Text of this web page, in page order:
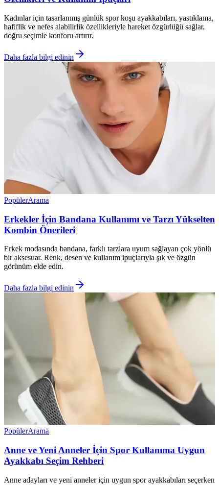
Kadınlar için tasarlanmış günlük spor koşu ayakkabıları, yastıklama,
hafiflik ve nefes alabilirlik özellikleriyle hareket özgürlüğü sağlar,
doğru seçimle konforu artırır.
Daha fazla bilgi edinin
PopülerArama
Erkekler İçin Bandana Kullanımı ve Tarzı Yükselten
Kombin Önerileri
Erkek modasında bandana, farklı tarzlara uyum sağlayan çok yönlü
bir aksesuar. Renk, desen ve kullanım ipuçlarıyla şık ve özgün
görünüm elde edin.
Daha fazla bilgi edinin
PopülerArama
Anne ve Yeni Anneler İçin Spor Kullanıma Uygun
Ayakkabı Seçim Rehberi
Anne adayları ve yeni anneler için uygun spor ayakkabıları seçerken